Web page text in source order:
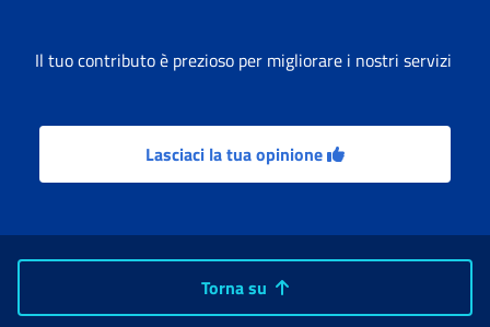
Il tuo contributo è prezioso per migliorare i nostri servizi
Lasciaci la tua opinione
Torna su